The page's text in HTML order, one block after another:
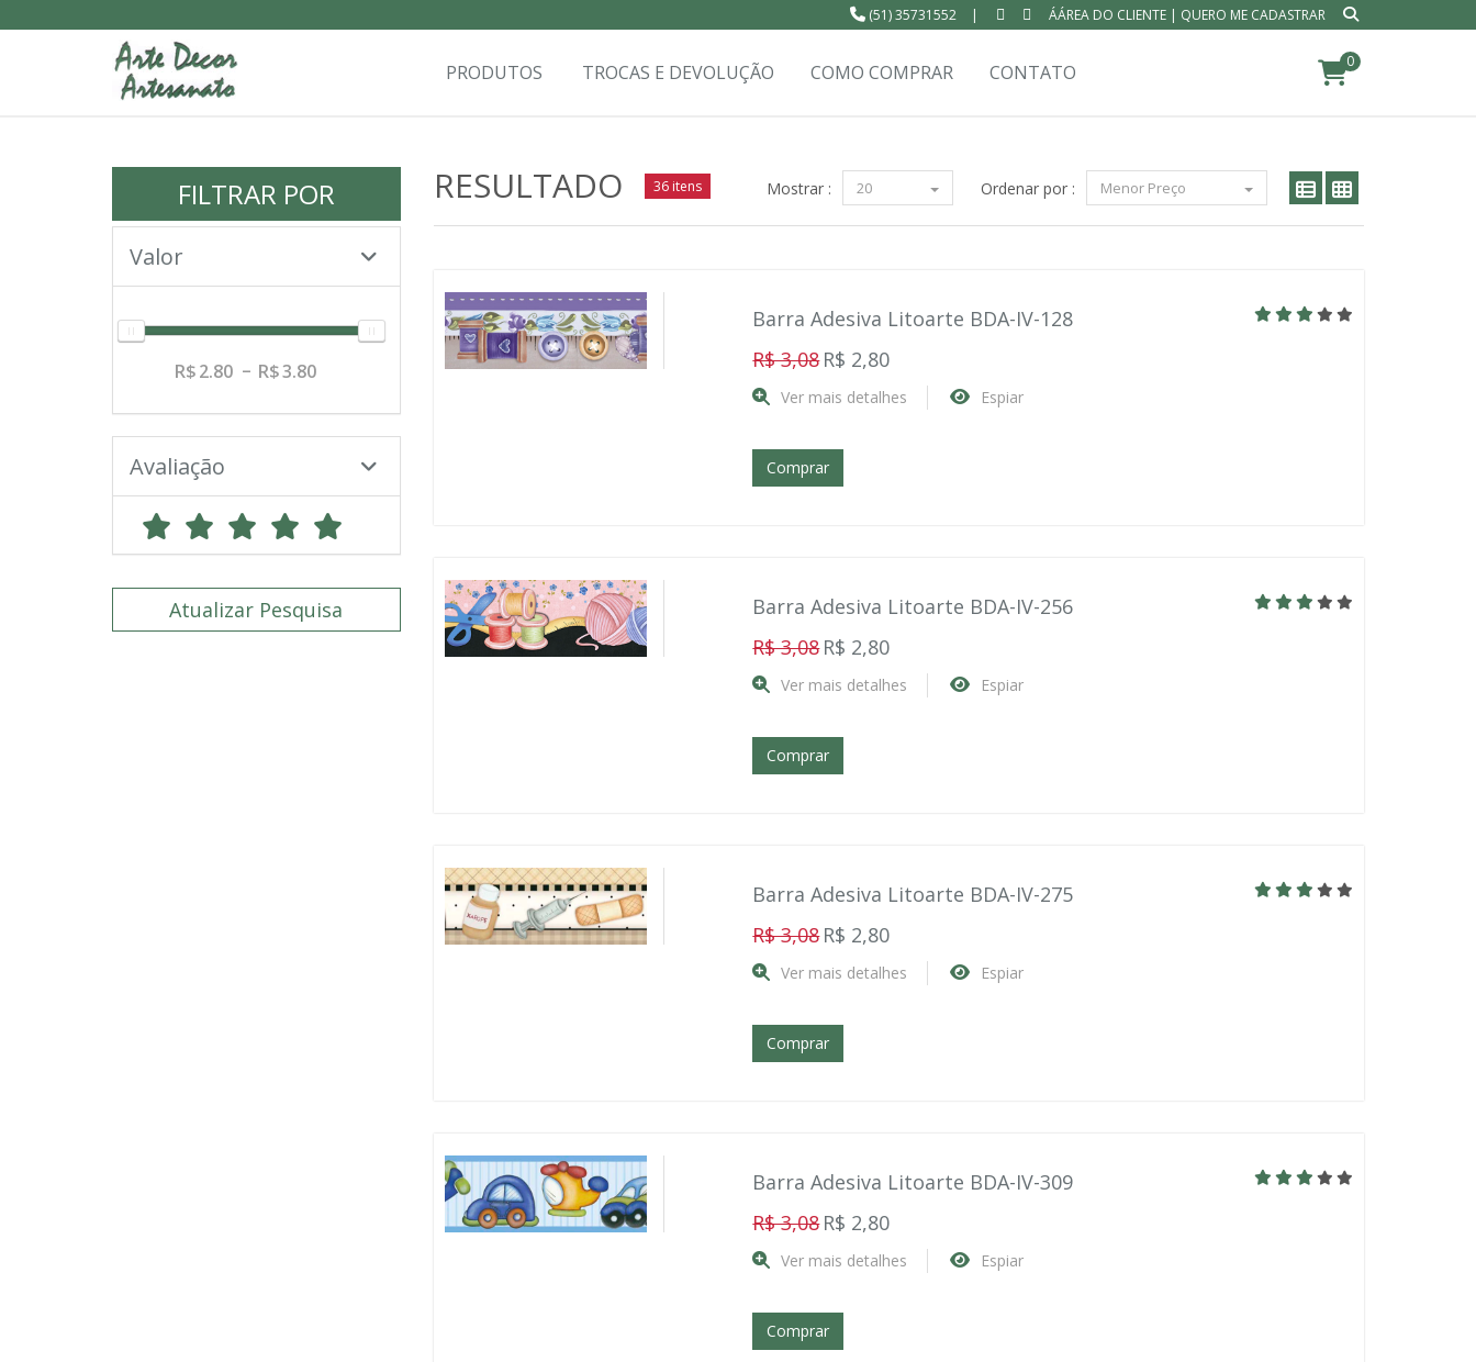
(51) 35731552 | ÁÁREA DO CLIENTE | QUERO ME CADASTRAR
0
PRODUTOS TROCAS E DEVOLUÇÃO COMO COMPRAR CONTATO
FILTRAR POR
Valor
2.80 3.80
Avaliação
Atualizar Pesquisa
RESULTADO 36 itens Ordenar por : Menor Preço
Mostrar : 20
Barra Adesiva Litoarte BDA-IV-128
R$ 3,08R$ 2,80
Ver mais detalhes Espiar
Comprar
Barra Adesiva Litoarte BDA-IV-256
R$ 3,08R$ 2,80
Ver mais detalhes Espiar
Comprar
Barra Adesiva Litoarte BDA-IV-275
R$ 3,08R$ 2,80
Ver mais detalhes Espiar
Comprar
Barra Adesiva Litoarte BDA-IV-309
R$ 3,08R$ 2,80
Ver mais detalhes Espiar
Comprar